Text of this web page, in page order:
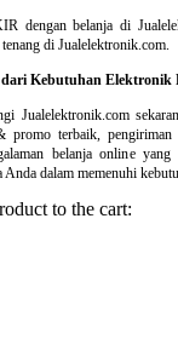
dengan belanja di
di Jualelektronik.com.
Kebutuhan Elektronik
Jualelektronik.com
promo terbaik,
belanja online
dalam memenuhi
to the cart: